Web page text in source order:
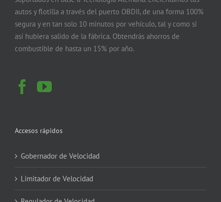
autos y flotilla a través del puerto OBDII, de una forma 100%
segura y en tan solo 10 minutos por vehículo, tal y como si
así hubiera salido de la fábrica. Obtendrás ahorros de
combustible de hasta un 15% por año.
Accesos rápidos
Gobernador de Velocidad
Limitador de Velocidad